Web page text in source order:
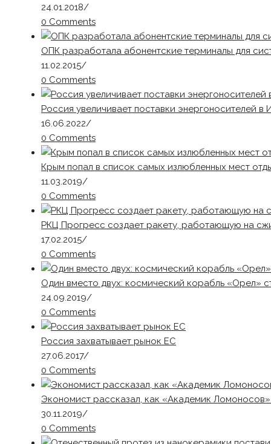
24.01.2018/
0 Comments
ОПК разработала абонентские терминалы для
11.02.2015/
0 Comments
Россия увеличивает поставки энергоносителей в
16.06.2022/
0 Comments
Крым попал в список самых излюбленных мест
11.03.2019/
0 Comments
РКЦ Прогресс создает ракету, работающую на
17.02.2015/
0 Comments
Один вместо двух: космический корабль «Орел»
24.09.2019/
0 Comments
Россия захватывает рынок ЕС
27.06.2017/
0 Comments
Экономист рассказал, как «Академик
30.11.2019/
0 Comments